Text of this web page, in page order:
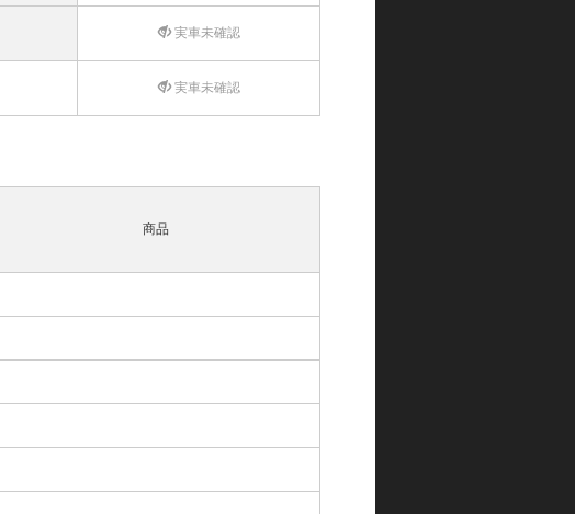
実車未確認
実車未確認
商品